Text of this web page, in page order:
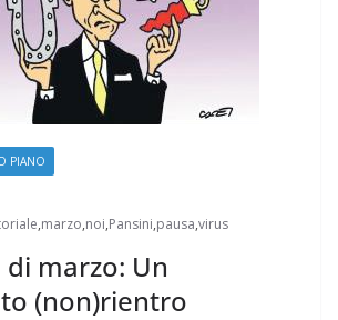
PIANO
,marzo,noi,Pansini,pausa,virus
marzo: Un
(non)rientro